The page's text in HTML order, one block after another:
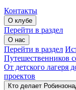
Контакты
О клубе
Перейти в раздел
О нас
Перейти в раздел
Путешественников
От детского лагеря
проектов
Кто делает